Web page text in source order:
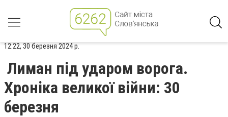
12:22, 30 березня 2024 р.
Лиман під ударом ворога.
Хроніка великої війни: 30
березня